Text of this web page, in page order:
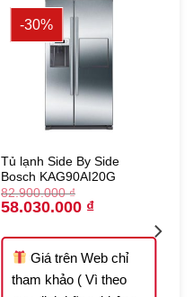
-30%
Tủ lạnh Side By Side
Bosch KAG90AI20G
82.900.000₫
Original
price
82.900.000 ₫.
58.030.000 ₫Current
58.030.000 ₫.
Giá trên Web chỉ
tham khảo ( Vì theo